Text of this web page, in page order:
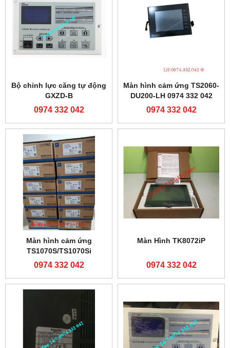
Bộ chỉnh lực căng tự động
GXZD-B
0974 332 042
Màn hình cảm ứng TS2060-
DU200-LH 0974 332 042
0974 332 042
Màn hình cảm ứng
TS1070S/TS1070Si
0974 332 042
Màn Hình TK8072iP
0974 332 042